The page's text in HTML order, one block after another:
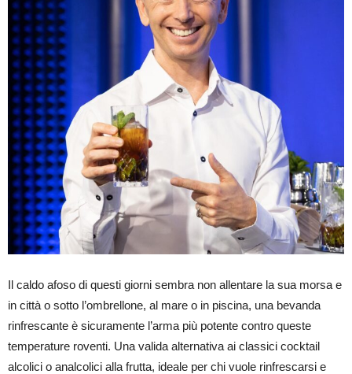
Il caldo afoso di questi giorni sembra non allentare la sua morsa e
in città o sotto l’ombrellone, al mare o in piscina, una bevanda
rinfrescante è sicuramente l’arma più potente contro queste
temperature roventi. Una valida alternativa ai classici cocktail
alcolici o analcolici alla frutta, ideale per chi vuole rinfrescarsi e